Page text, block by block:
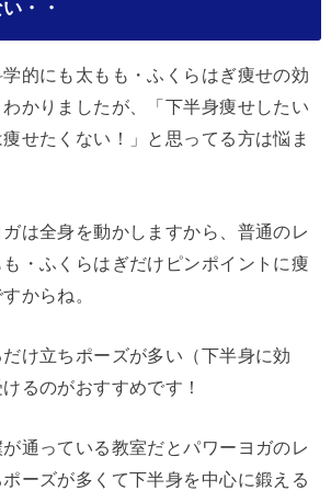
・・
的にも太もも・ふくらはぎ痩せの効
かりましたが、「下半身痩せしたい
せたくない！」と思ってる方は悩ま
は全身を動かしますから、普通のレ
・ふくらはぎだけピンポイントに痩
からね。
け立ちポーズが多い（下半身に効
るのがおすすめです！
通っている教室だとパワーヨガのレ
ーズが多くて下半身を中心に鍛える